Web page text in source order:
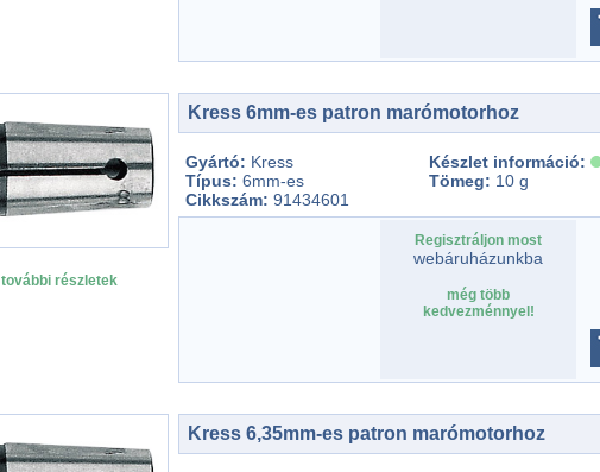
további részletek
Kress 6mm-es patron marómotorhoz
Gyártó: Kress
Típus: 6mm-es
Cikkszám: 91434601
Készlet információ:
Tömeg: 10 g
Regisztráljon most
webáruházunkba
még több
kedvezménnyel!
Kress 6,35mm-es patron marómotorhoz